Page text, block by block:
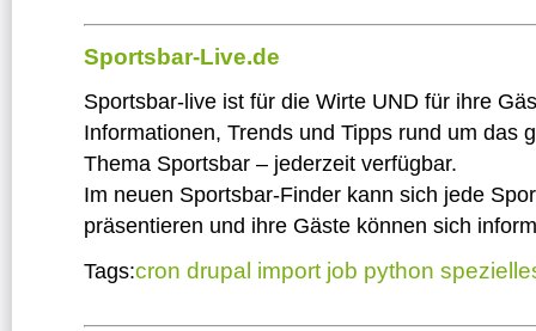
Sportsbar-Live.de
Sportsbar-live ist für die Wirte UND für ihre
Informationen, Trends und Tipps rund um das
Thema Sportsbar – jederzeit verfügbar.
Im neuen Sportsbar-Finder kann sich jede
präsentieren und ihre Gäste können sich
Tags:cron drupal import job python